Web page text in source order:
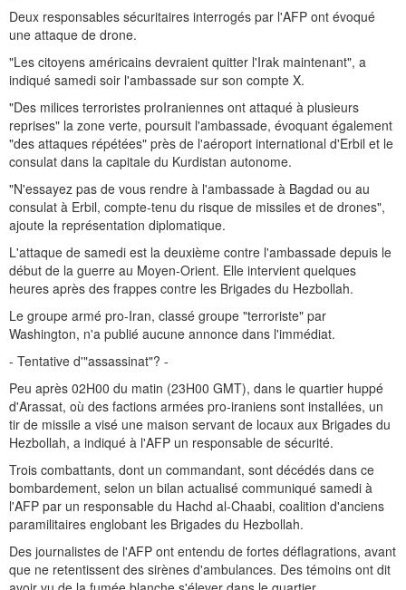
Deux responsables sécuritaires interrogés par l'AFP ont évoqué
une attaque de drone.
"Les citoyens américains devraient quitter l'Irak maintenant", a
indiqué samedi soir l'ambassade sur son compte X.
"Des milices terroristes proIraniennes ont attaqué à plusieurs
reprises" la zone verte, poursuit l'ambassade, évoquant également
"des attaques répétées" près de l'aéroport international d'Erbil et le
consulat dans la capitale du Kurdistan autonome.
"N'essayez pas de vous rendre à l'ambassade à Bagdad ou au
consulat à Erbil, compte-tenu du risque de missiles et de drones",
ajoute la représentation diplomatique.
L'attaque de samedi est la deuxième contre l'ambassade depuis le
début de la guerre au Moyen-Orient. Elle intervient quelques
heures après des frappes contre les Brigades du Hezbollah.
Le groupe armé pro-Iran, classé groupe "terroriste" par
Washington, n'a publié aucune annonce dans l'immédiat.
- Tentative d'"assassinat"? -
Peu après 02H00 du matin (23H00 GMT), dans le quartier huppé
d'Arassat, où des factions armées pro-iraniens sont installées, un
tir de missile a visé une maison servant de locaux aux Brigades du
Hezbollah, a indiqué à l'AFP un responsable de sécurité.
Trois combattants, dont un commandant, sont décédés dans ce
bombardement, selon un bilan actualisé communiqué samedi à
l'AFP par un responsable du Hachd al-Chaabi, coalition d'anciens
paramilitaires englobant les Brigades du Hezbollah.
Des journalistes de l'AFP ont entendu de fortes déflagrations, avant
que ne retentissent des sirènes d'ambulances. Des témoins ont dit